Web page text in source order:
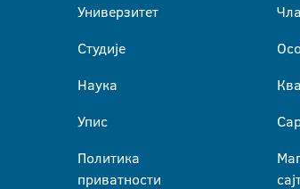
Универзитет
Студије
Наука
Упис
Политика
приватности